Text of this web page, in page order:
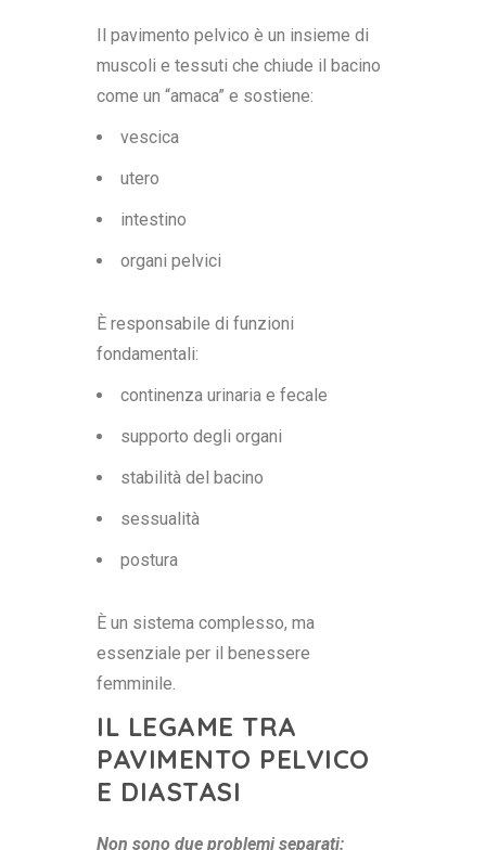
Il pavimento pelvico è un insieme di
muscoli e tessuti che chiude il bacino
come un “amaca” e sostiene:
vescica
utero
intestino
organi pelvici
È responsabile di funzioni
fondamentali:
continenza urinaria e fecale
supporto degli organi
stabilità del bacino
sessualità
postura
È un sistema complesso, ma
essenziale per il benessere
femminile.
IL LEGAME TRA
PAVIMENTO PELVICO
E DIASTASI
Non sono due problemi separati: